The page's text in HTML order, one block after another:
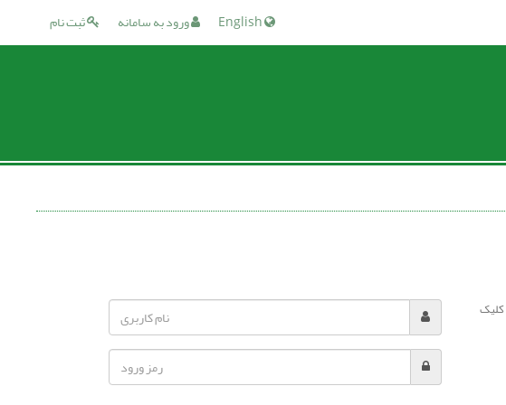
ثبت نام ورود به سامانه
کلیک